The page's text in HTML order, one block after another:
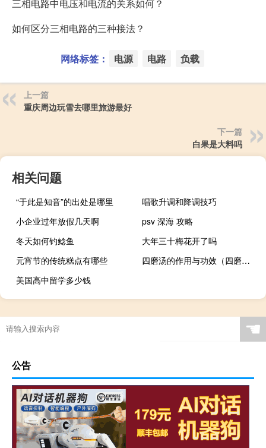
三相电路中电压和电流的关系如何？
如何区分三相电路的三种接法？
网络标签： 电源 电路 负载
上一篇
重庆周边玩雪去哪里旅游最好
下一篇
白果是大料吗
相关问题
“于此是知音”的出处是哪里
唱歌升调和降调技巧
小企业过年放假几天啊
psv 深海 攻略
冬天如何钓鲶鱼
大年三十梅花开了吗
元宵节的传统糕点有哪些
四磨汤的作用与功效（四磨汤的作用）
美国高中留学多少钱
☚
公告